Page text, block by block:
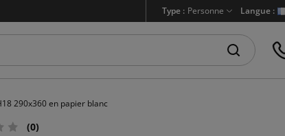
Type : Personne Langue :
290x360 en papier blanc
(0)